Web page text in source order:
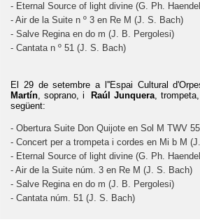
- Eternal Source of light divine (G. Ph. Haendel
- Air de la Suite n º 3 en Re M (J. S. Bach)
- Salve Regina en do m (J. B. Pergolesi)
- Cantata n º 51 (J. S. Bach)
El 29 de setembre a l''Espai Cultural
Martín, soprano, i Raúl Junquera,
següent:
- Obertura Suite Don Quijote en Sol M TWV
- Concert per a trompeta i cordes en Mi b M
- Eternal Source of light divine (G. Ph.
- Air de la Suite núm. 3 en Re M (J. S. Bach)
- Salve Regina en do m (J. B. Pergolesi)
- Cantata núm. 51 (J. S. Bach)